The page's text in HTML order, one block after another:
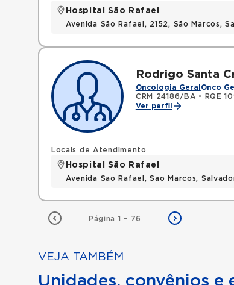
Hospital São Rafael
Avenida São Rafael, 2152, São Marcos,
Rodrigo Santa
Oncologia Geral Onco
CRM 24186/BA • RQE
Ver perfil
Locais de Atendimento
Hospital São Rafael
Avenida Sao Rafael, Sao Marcos,
Página 1 - 76
VEJA TAMBÉM
Unidades, convênios e